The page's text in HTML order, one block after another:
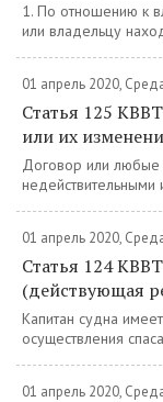
1. По отношению к
или владельцу
01 апрель 2020,
Статья 125
или их
Договор или любые
01 апрель 2020,
Статья 124
(действующая
Капитан судна
осуществления
01 апрель 2020,